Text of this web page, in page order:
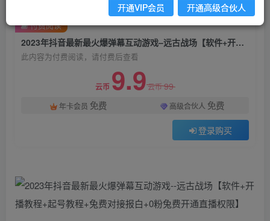
607 109
2023年抖音最新最火爆弹幕互动游戏–远古战场【软件+开播教程+起号教程+兔费对接报白+0粉兔费开通直播权限】
此内容为付费阅读，请付费后查看
云币 9.9云币99
年卡会员 免费 高级合伙人 免费
登录购买
付费阅读
开通VIP会员 开通高级合伙人